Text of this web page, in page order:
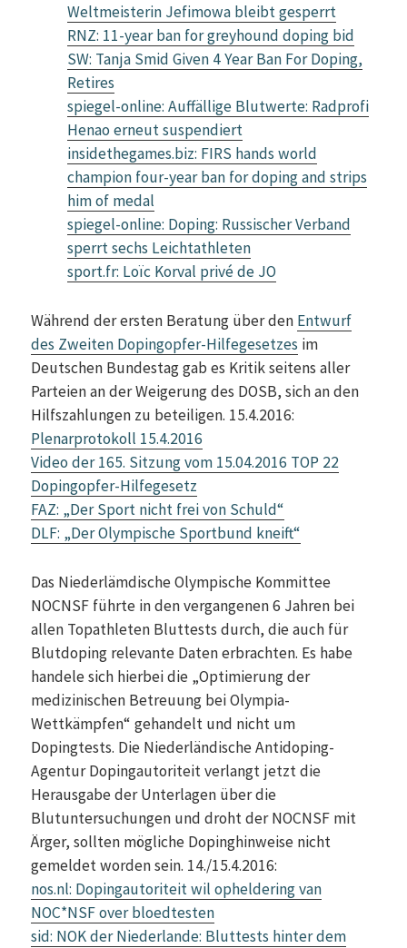
Weltmeisterin Jefimowa bleibt gesperrt
RNZ: 11-year ban for greyhound doping bid
SW: Tanja Smid Given 4 Year Ban For Doping,
Retires
spiegel-online: Auffällige Blutwerte: Radprofi
Henao erneut suspendiert
insidethegames.biz: FIRS hands world
champion four-year ban for doping and strips
him of medal
spiegel-online: Doping: Russischer Verband
sperrt sechs Leichtathleten
sport.fr: Loïc Korval privé de JO
Während der ersten Beratung über den Entwurf
des Zweiten Dopingopfer-Hilfegesetzes im
Deutschen Bundestag gab es Kritik seitens aller
Parteien an der Weigerung des DOSB, sich an den
Hilfszahlungen zu beteiligen. 15.4.2016:
Plenarprotokoll 15.4.2016
Video der 165. Sitzung vom 15.04.2016 TOP 22
Dopingopfer-Hilfegesetz
FAZ: „Der Sport nicht frei von Schuld“
DLF: „Der Olympische Sportbund kneift“
Das Niederlämdische Olympische Kommittee
NOCNSF führte in den vergangenen 6 Jahren bei
allen Topathleten Bluttests durch, die auch für
Blutdoping relevante Daten erbrachten. Es habe
handele sich hierbei die „Optimierung der
medizinischen Betreuung bei Olympia-
Wettkämpfen“ gehandelt und nicht um
Dopingtests. Die Niederländische Antidoping-
Agentur Dopingautoriteit verlangt jetzt die
Herausgabe der Unterlagen über die
Blutuntersuchungen und droht der NOCNSF mit
Ärger, sollten mögliche Dopinghinweise nicht
gemeldet worden sein. 14./15.4.2016:
nos.nl: Dopingautoriteit wil opheldering van
NOC*NSF over bloedtesten
sid: NOK der Niederlande: Bluttests hinter dem